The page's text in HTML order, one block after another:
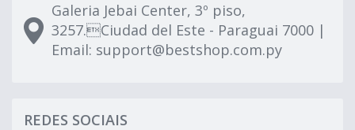
Galeria Jebai Center, 3º piso,
3257.Ciudad del Este - Paraguai 7000 |
Email: support@bestshop.com.py
REDES SOCIAIS